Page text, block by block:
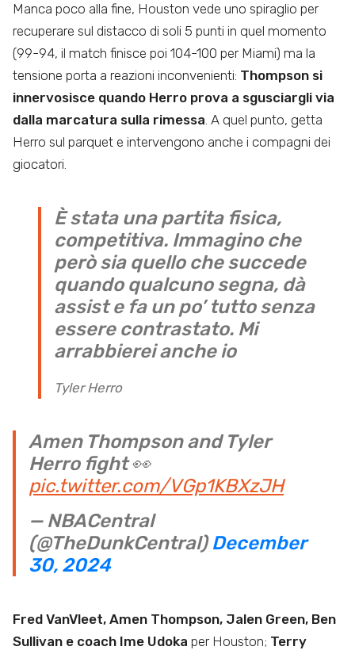
Manca poco alla fine, Houston vede uno spiraglio per
recuperare sul distacco di soli 5 punti in quel momento
(99-94, il match finisce poi 104-100 per Miami) ma la
tensione porta a reazioni inconvenienti: Thompson si
innervosisce quando Herro prova a sgusciargli via
dalla marcatura sulla rimessa. A quel punto, getta
Herro sul parquet e intervengono anche i compagni dei
giocatori.
È stata una partita fisica,
competitiva. Immagino che
però sia quello che succede
quando qualcuno segna, dà
assist e fa un po’ tutto senza
essere contrastato. Mi
arrabbierei anche io
Tyler Herro
Amen Thompson and Tyler
Herro fight 👀
pic.twitter.com/VGp1KBXzJH
— NBACentral
(@TheDunkCentral)December
30, 2024
Fred VanVleet, Amen Thompson, Jalen Green, Ben
Sullivan e coach Ime Udoka per Houston; Terry